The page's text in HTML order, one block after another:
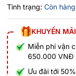
Tình trạng: Còn hàng
KHUYẾN
Miễn phí vận
650.000 VNĐ
Ưu đãi tới 50%